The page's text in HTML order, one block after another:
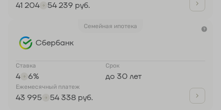
41 204 54 239 руб.
Семейная ипотека
Сбербанк
Ставка
4 6%
Срок
до 30 лет
Ежемесячный платеж
43 995 54 338 руб.